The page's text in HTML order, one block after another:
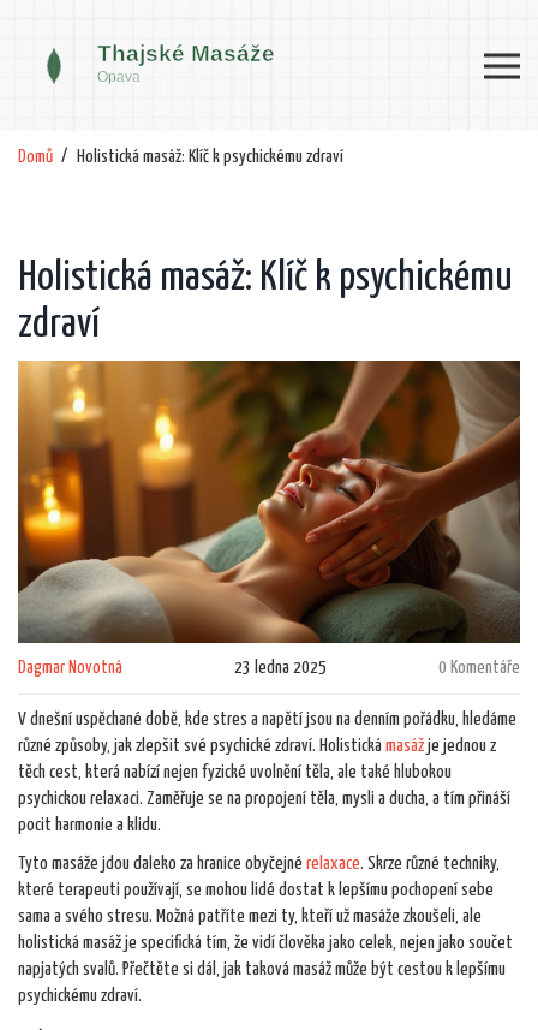
Domů Holistická masáž: Klíč k psychickému zdraví
Holistická masáž: Klíč k psychickému
zdraví
Dagmar Novotná 23 ledna 2025 0 Komentáře
V dnešní uspěchané době, kde stres a napětí jsou na denním pořádku, hledáme
různé způsoby, jak zlepšit své psychické zdraví. Holistická masáž je jednou z
těch cest, která nabízí nejen fyzické uvolnění těla, ale také hlubokou
psychickou relaxaci. Zaměřuje se na propojení těla, mysli a ducha, a tím přináší
pocit harmonie a klidu.
Tyto masáže jdou daleko za hranice obyčejné relaxace. Skrze různé techniky,
které terapeuti používají, se mohou lidé dostat k lepšímu pochopení sebe
sama a svého stresu. Možná patříte mezi ty, kteří už masáže zkoušeli, ale
holistická masáž je specifická tím, že vidí člověka jako celek, nejen jako součet
napjatých svalů. Přečtěte si dál, jak taková masáž může být cestou k lepšímu
psychickému zdraví.